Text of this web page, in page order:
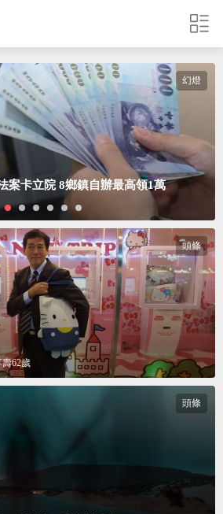
幻燈
案卡立院 8鄉鎮自辦最高領1萬
頭條
62歲
頭條